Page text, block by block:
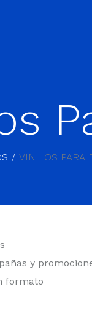
VINILOS PARA
y
formato